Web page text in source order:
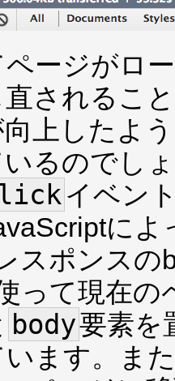
ージがロ
されるこ
上したよ
るのでし
イベン
に
スポンス
って現在
body要素を
ます。ま